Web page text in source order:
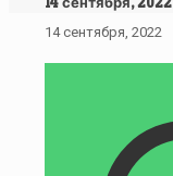
14 сентября, 2022